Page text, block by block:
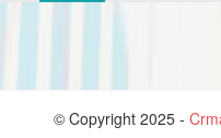
© Copyright 2025 -